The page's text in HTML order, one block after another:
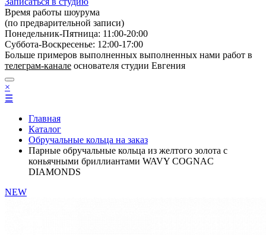
Время работы шоурума
(по предварительной записи)
Понедельник-Пятница: 11:00-20:00
Суббота-Bоcкресенье: 12:00-17:00
Больше примеров выполненных выполненных нами работ в
телеграм-канале основателя студии Евгения
×
☰
Главная
Каталог
Обручальные кольца на заказ
Парные обручальные кольца из желтого золота с
коньячными бриллиантами WAVY COGNAC
DIAMONDS
NEW